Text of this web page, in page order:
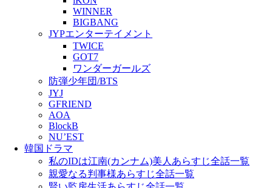
WINNER
BIGBANG
JYPエンターテイメント
TWICE
GOT7
ワンダーガールズ
防弾少年団/BTS
JYJ
GFRIEND
AOA
BlockB
NU’EST
韓国ドラマ
私のIDは江南(カンナム)美人あらすじ全話一覧
親愛なる判事様あらすじ全話一覧